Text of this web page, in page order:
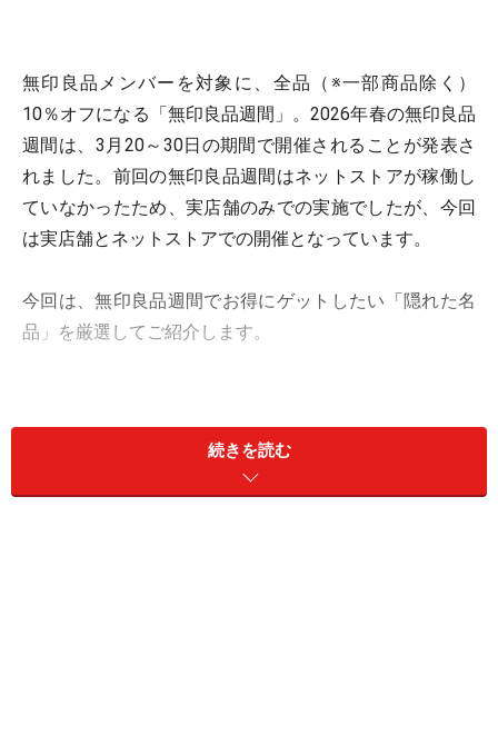
無印良品メンバーを対象に、全品（※一部商品除く）
10％オフになる「無印良品週間」。2026年春の無印良品
週間は、3月20～30日の期間で開催されることが発表さ
れました。前回の無印良品週間はネットストアが稼働し
ていなかったため、実店舗のみでの実施でしたが、今回
は実店舗とネットストアでの開催となっています。
今回は、無印良品週間でお得にゲットしたい「隠れた名
品」を厳選してご紹介します。
袋」
「チャック付き 調味料用小分け袋」30枚入り 税込199円
続きを読む